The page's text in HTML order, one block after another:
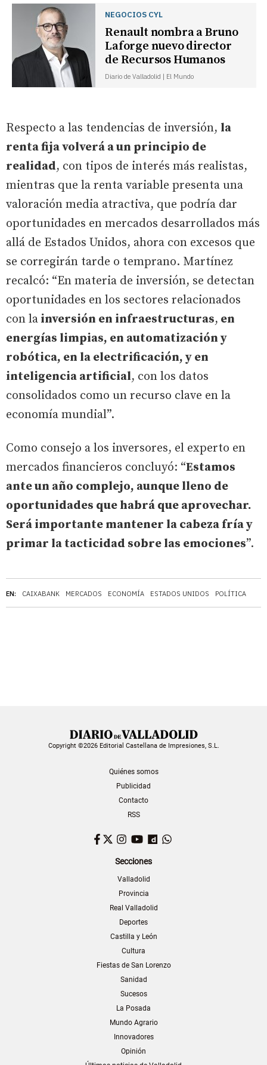
EN: CAIXABANK MERCADOS ECONOMÍA ESTADOS UNIDOS POLÍTICA
NEGOCIOS CYL
Renault nombra a Bruno
Laforge nuevo director
de Recursos Humanos
Diario de Valladolid | El Mundo
Respecto a las tendencias de inversión, la
renta fija volverá a un principio de
realidad, con tipos de interés más realistas,
mientras que la renta variable presenta una
valoración media atractiva, que podría dar
oportunidades en mercados desarrollados más
allá de Estados Unidos, ahora con excesos que
se corregirán tarde o temprano. Martínez
recalcó: “En materia de inversión, se detectan
oportunidades en los sectores relacionados
con la inversión en infraestructuras, en
energías limpias, en automatización y
robótica, en la electrificación, y en
inteligencia artificial, con los datos
consolidados como un recurso clave en la
economía mundial”.
Como consejo a los inversores, el experto en
mercados financieros concluyó: “Estamos
ante un año complejo, aunque lleno de
oportunidades que habrá que aprovechar.
Será importante mantener la cabeza fría y
primar la tacticidad sobre las emociones”.
Copyright ©2026 Editorial Castellana de Impresiones, S.L.
Quiénes somos
Publicidad
Contacto
RSS
Facebook
TwitterInstagram
YouTubeDailymotion
Secciones
Valladolid
Provincia
Real Valladolid
Deportes
Castilla y León
Cultura
Fiestas de San Lorenzo
Sanidad
Sucesos
La Posada
Mundo Agrario
Innovadores
Opinión